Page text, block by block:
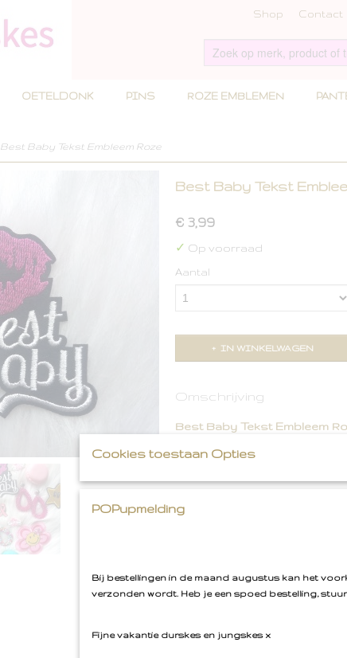
Shop Contact
OETELDONK PINS ROZE EMBLEMEN
Best Baby Tekst Embleem Roze
Best Baby Tekst
€ 3,99
✓ Op voorraad
Aantal
IN WINKELWAGEN
Omschrijving
Best Baby Tekst Embleem
Cookies toestaan Opties
POPupmelding
Bij bestellingen in de maand augustus kan het
verzonden wordt. Heb je een spoed bestelling,
Fijne vakantie durskes en jungskes x